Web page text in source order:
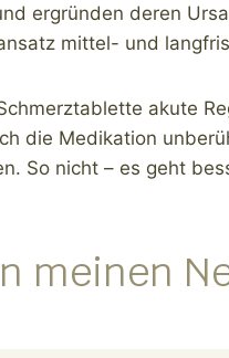
ergründen deren
mittel- und
akute
die Medikation
So nicht – es geht
meinen